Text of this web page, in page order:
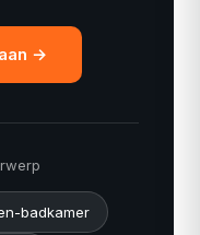
→
badkamer